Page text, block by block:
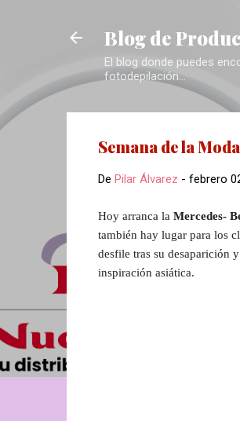
Blog de
El blog donde puedes
fotodepilación...
Semana de la
De Pilar Álvarez - febrero
Hoy arranca la Mercedes-
también hay lugar para los
desfile tras su desaparición
inspiración asiática.